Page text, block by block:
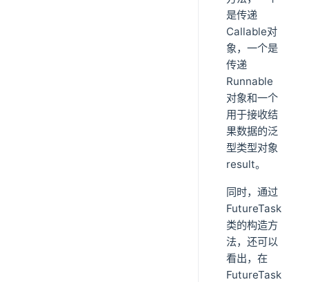
是传递
Callable对
象，一个是
传递
Runnable
对象和一个
用于接收结
果数据的泛
型类型对象
result。
同时，通过
FutureTask
类的构造方
法，还可以
看出，在
FutureTask